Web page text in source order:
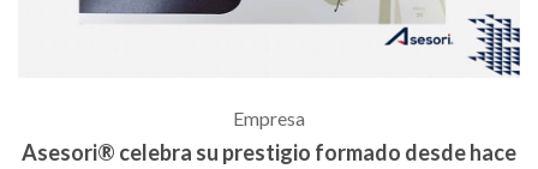
Empresa
Asesori® celebra su prestigio formado desde hace